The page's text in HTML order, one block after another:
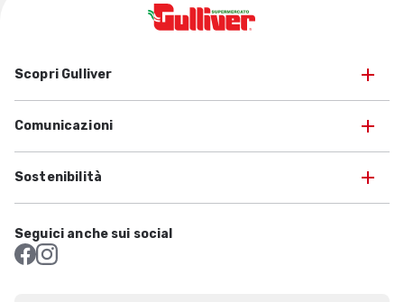
Scopri Gulliver
Comunicazioni
Sostenibilità
Seguici anche sui social